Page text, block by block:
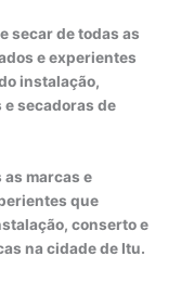
secar de todas as
e experientes
instalação,
secadoras de
marcas e
que
conserto e
na cidade de Itu.